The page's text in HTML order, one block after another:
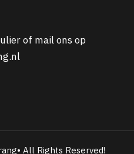
of mail ons op
All Rights Reserved!